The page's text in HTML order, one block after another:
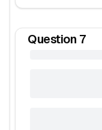
Question 7